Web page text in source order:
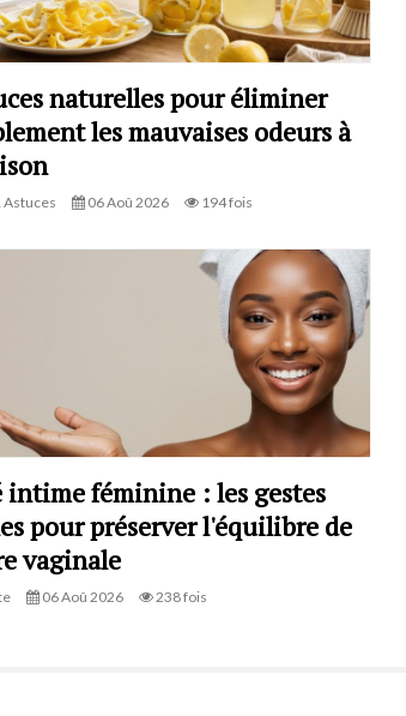
naturelles pour éliminer
les mauvaises odeurs à
06 Aoû 2026 194 fois
intime féminine : les gestes
pour préserver l'équilibre de
vaginale
06 Aoû 2026 238 fois